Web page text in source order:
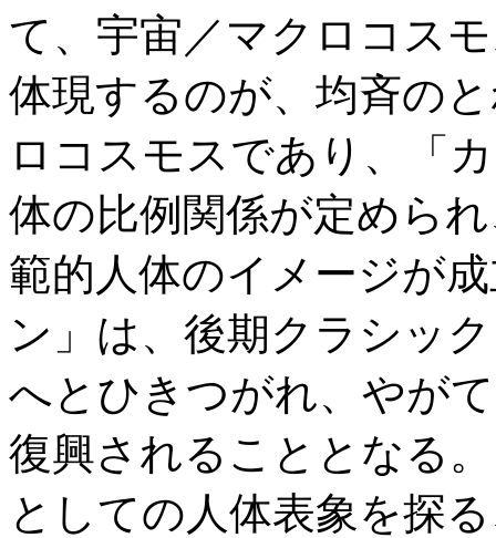
て、宇宙／マクロコス
体現するのが、均斉の
ロコスモスであり、「
体の比例関係が定めら
範的人体のイメージが
ン」は、後期クラシッ
へとひきつがれ、やが
復興されることとなる
としての人体表象を探